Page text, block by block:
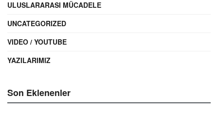
ULUSLARARASI MÜCADELE
UNCATEGORIZED
VIDEO / YOUTUBE
YAZILARIMIZ
Son Eklenenler